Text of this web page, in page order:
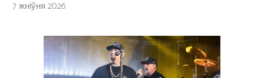
7 жніўня 2026